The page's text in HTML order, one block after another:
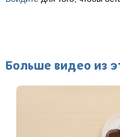
Больше видео из